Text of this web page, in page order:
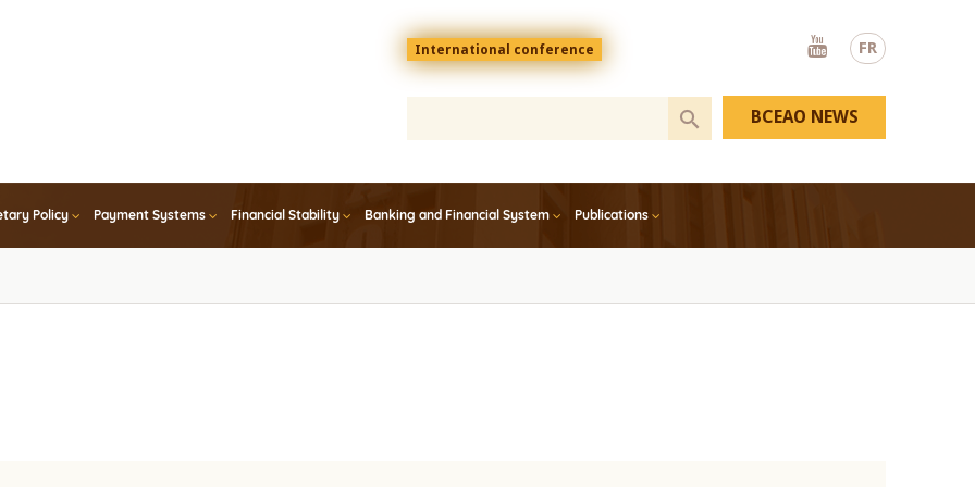
FR
Menu
top
En
International conference
Youtube
Policy Payment Systems Financial Stability Banking and Financial System Publications
BCEAO NEWS